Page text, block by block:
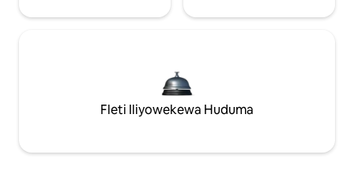
Fleti Iliyowekewa Huduma